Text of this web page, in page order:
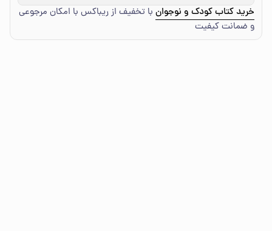
خرید کتاب کودک و نوجوان با تخفیف از ریباکس با امکان مرجوعی
و ضمانت کیفیت